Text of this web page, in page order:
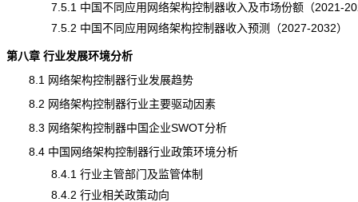
7.5.1 中国不同应用网络架构控制器收入及市场份额（2021-
7.5.2 中国不同应用网络架构控制器收入预测（2027-2032）
第八章 行业发展环境分析
8.1 网络架构控制器行业发展趋势
8.2 网络架构控制器行业主要驱动因素
8.3 网络架构控制器中国企业SWOT分析
8.4 中国网络架构控制器行业政策环境分析
8.4.1 行业主管部门及监管体制
8.4.2 行业相关政策动向